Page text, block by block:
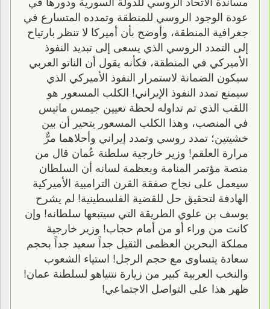
عودة الوجود الروسي للمنطقة وتمدده المتسارع في
جغرافية المنطقة، وأوضح بأن أميركا لا تنظر بارتياح
إلى التمدد الروسي الذي يسعى إلى تبديد النفوذ
الأميركي في المنطقة، فكأنه يقول أن الناتو العربي
سيكون الضمانة لاستمرار النفوذ الأميركي الذي
سيمنع تمدد النفوذ الإيراني! الكلب المسعور هو
اللقب الذي تم تداوله لحظة تعيين جيمس ماتيس
في المنصب، وهذا الكلب المسعور يتحير أن بين
خشيتين؛ تمدد روسي وتمدد إيراني وأحلاهما مرٌّ
مرارة العلقم! وزير خارجية سلطنة عُمان قال من
منصة مؤتمر المنامة وبعظمة لسانه أن السلطان
سيعمل على نجاح صفقة القرن الترامبية الأميركية
الهادفة لتحقيق حل للقضية الفلسطينية! لم يشرح
يوسف بن علوي الطريقة التي سيتبعها سلطانه! وإن
كانت من وراء أو من أمام حجاب! وزير خارجية
مملكة البحرين العظمى الثقيل جداً سعيد جداً بحجم
سعادة يتساوى مع حجم الرجل! استياء الشعوب
والنخب العربية كبير من زيارة نتنياهو لسلطنة عمان!
ظهر هذا على التواصل الاجتماعي!